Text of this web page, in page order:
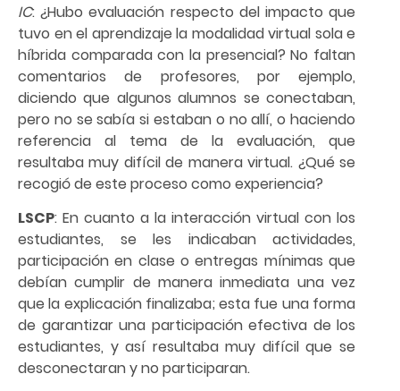
IC: ¿Hubo evaluación respecto del impacto que
tuvo en el aprendizaje la modalidad virtual sola e
híbrida comparada con la presencial? No faltan
comentarios de profesores, por ejemplo,
diciendo que algunos alumnos se conectaban,
pero no se sabía si estaban o no allí, o haciendo
referencia al tema de la evaluación, que
resultaba muy difícil de manera virtual. ¿Qué se
recogió de este proceso como experiencia?
LSCP: En cuanto a la interacción virtual con los
estudiantes, se les indicaban actividades,
participación en clase o entregas mínimas que
debían cumplir de manera inmediata una vez
que la explicación finalizaba; esta fue una forma
de garantizar una participación efectiva de los
estudiantes, y así resultaba muy difícil que se
desconectaran y no participaran.